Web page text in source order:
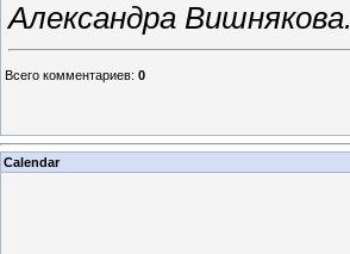
Александра Вишнякова.
Всего комментариев: 0
Calendar